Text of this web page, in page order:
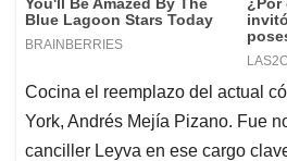
Cocina el reemplazo del actual
York, Andrés Mejía Pizano. Fue
canciller Leyva en ese cargo